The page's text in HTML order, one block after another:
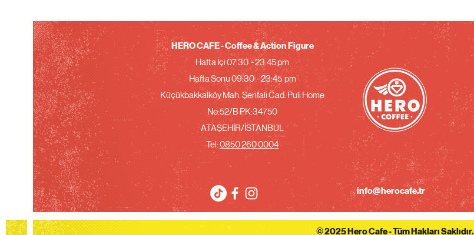
HERO CAFE - Coffee & Action Figure
Hafta İçi 07:30 - 23:45 pm
Hafta Sonu 09:30 - 23:45 pm
Küçükbakkalköy Mah. Şerifali Cad. Puli Home
No:52/B PK:34750
ATAŞEHİR/İSTANBUL
Tel:0850 260 0004
info@herocafe.tr
© 2025 Hero Cafe - Tüm Hakları Saklıdır.